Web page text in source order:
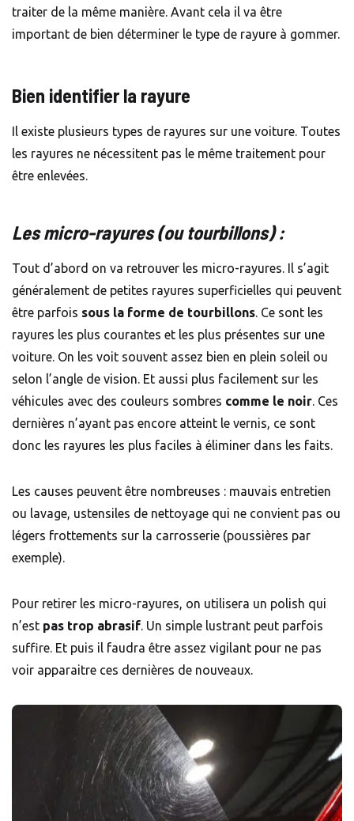
traiter de la même manière. Avant cela il va être
important de bien déterminer le type de rayure à gommer.
Bien identifier la rayure
Il existe plusieurs types de rayures sur une voiture. Toutes
les rayures ne nécessitent pas le même traitement pour
être enlevées.
Les micro-rayures (ou tourbillons) :
Tout d’abord on va retrouver les micro-rayures. Il s’agit
généralement de petites rayures superficielles qui peuvent
être parfois sous la forme de tourbillons. Ce sont les
rayures les plus courantes et les plus présentes sur une
voiture. On les voit souvent assez bien en plein soleil ou
selon l’angle de vision. Et aussi plus facilement sur les
véhicules avec des couleurs sombres comme le noir. Ces
dernières n’ayant pas encore atteint le vernis, ce sont
donc les rayures les plus faciles à éliminer dans les faits.
Les causes peuvent être nombreuses : mauvais entretien
ou lavage, ustensiles de nettoyage qui ne convient pas ou
légers frottements sur la carrosserie (poussières par
exemple).
Pour retirer les micro-rayures, on utilisera un polish qui
n’est pas trop abrasif. Un simple lustrant peut parfois
suffire. Et puis il faudra être assez vigilant pour ne pas
voir apparaitre ces dernières de nouveaux.